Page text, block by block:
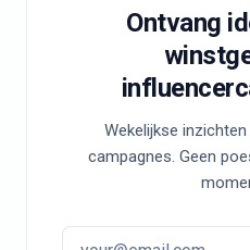
Ontvang
Wekelijkse
campagnes. Geen